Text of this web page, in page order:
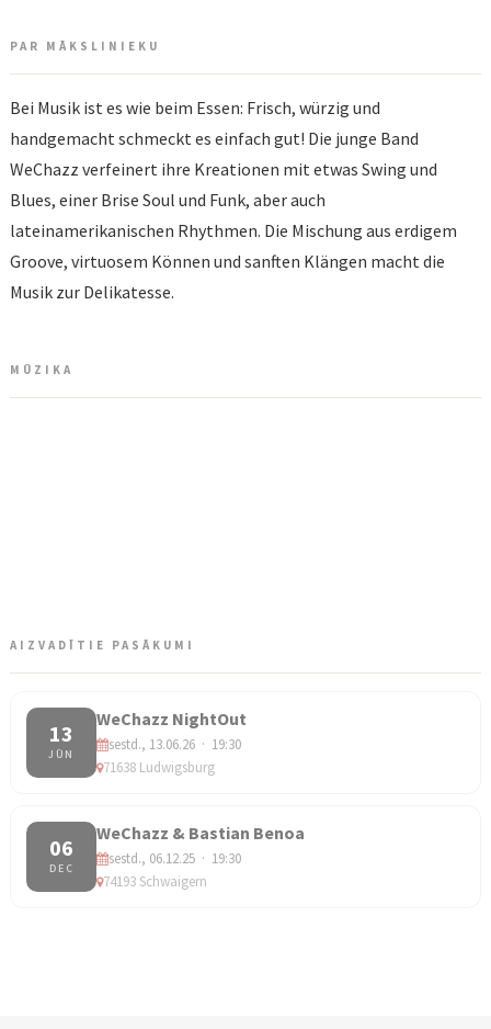
PAR MĀKSLINIEKU
Bei Musik ist es wie beim Essen: Frisch, würzig und
handgemacht schmeckt es einfach gut! Die junge Band
WeChazz verfeinert ihre Kreationen mit etwas Swing und
Blues, einer Brise Soul und Funk, aber auch
lateinamerikanischen Rhythmen. Die Mischung aus erdigem
Groove, virtuosem Können und sanften Klängen macht die
Musik zur Delikatesse.
MŪZIKA
AIZVADĪTIE PASĀKUMI
13
JŪN
WeChazz NightOut
sestd., 13.06.26 · 19:30
71638 Ludwigsburg
06
DEC
WeChazz & Bastian Benoa
sestd., 06.12.25 · 19:30
74193 Schwaigern